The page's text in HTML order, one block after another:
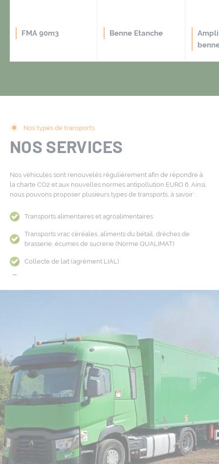
FMA 90m3 Benne Etanche
Nos types de transports
NOS SERVICES
Nos véhicules sont renouvelés régulièrement afin de répondre à
la charte CO2 et aux nouvelles normes antipollution EURO 6. Ainsi,
nous pouvons proposer plusieurs types de transports, à savoir :
Transports alimentaires et agroalimentaires
Transports vrac céréales, aliments du bétail, drèches de
brasserie, écumes de sucrerie (Norme QUALIMAT)
Collecte de lait (agrément LIAL)
Transports de sous-produits agroalimentaires : vinasse, sérum,
engrais, lisiers, digestat
Transports de déchets non dangereux : lixiviats